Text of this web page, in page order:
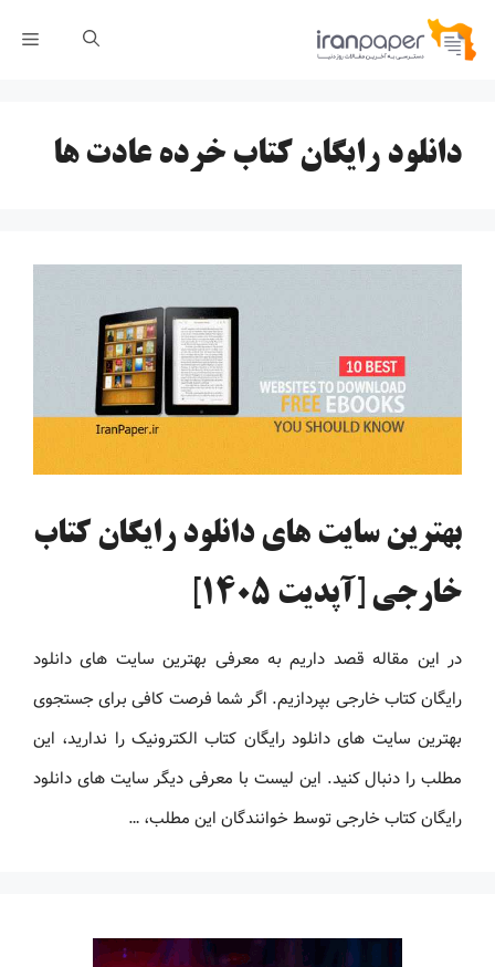
پرش
دانلود رایگان کتاب خرده عادت ها
بهترین سایت های دانلود رایگان کتاب
خارجی [آپدیت 1405]
در این مقاله قصد داریم به معرفی بهترین سایت های دانلود
رایگان کتاب خارجی بپردازیم. اگر شما فرصت کافی برای جستجوی
بهترین سایت های دانلود رایگان کتاب الکترونیک را ندارید، این
مطلب را دنبال کنید. این لیست با معرفی دیگر سایت های دانلود
رایگان کتاب خارجی توسط خوانندگان این مطلب، …